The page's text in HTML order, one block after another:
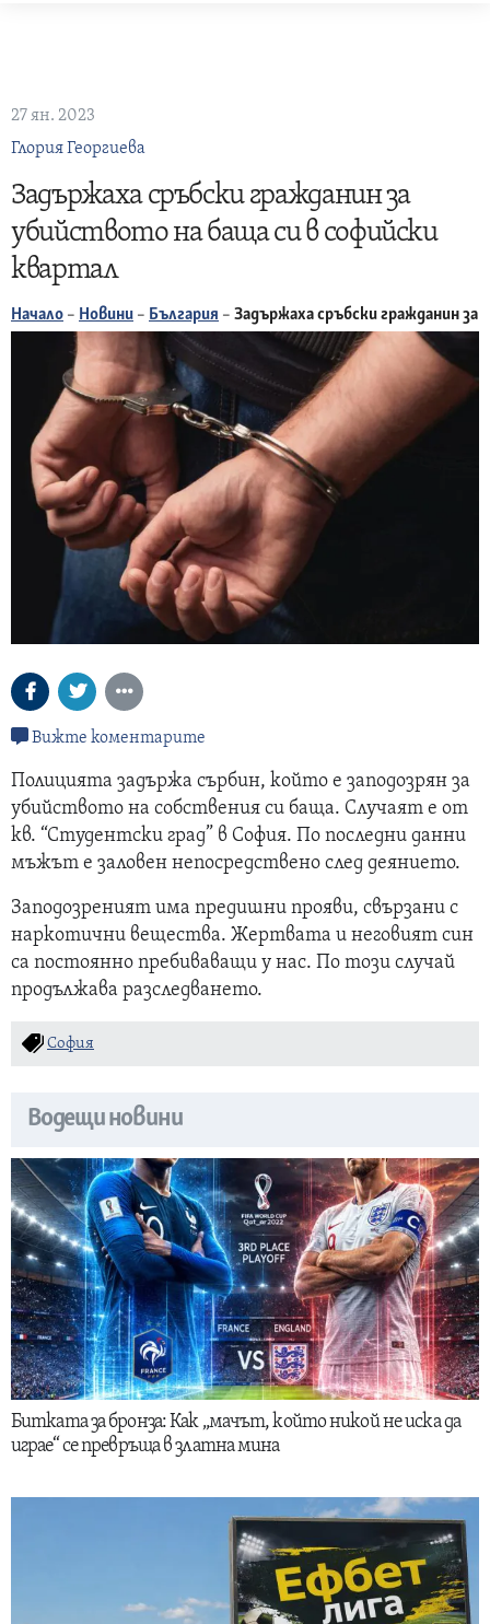
27 ян. 2023
Глория Георгиева
Задържаха сръбски гражданин за
убийството на баща си в софийски
квартал
Начало – Новини – България – Задържаха сръбски гражданин
Вижте коментарите
Полицията задържа сърбин, който е заподозрян за
убийството на собствения си баща. Случаят е от
кв. “Студентски град” в София. По последни данни
мъжът е заловен непосредствено след деянието.
Заподозреният има предишни прояви, свързани с
наркотични вещества. Жертвата и неговият син
са постоянно пребиваващи у нас. По този случай
продължава разследването.
София
Водещи новини
Битката за бронза: Как „мачът, който никой не иска да
играе“ се превръща в златна мина